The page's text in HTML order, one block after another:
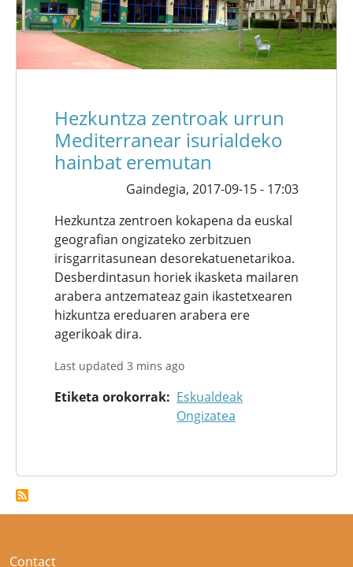
Hezkuntza zentroak urrun
Mediterranear isurialdeko
hainbat eremutan
Gaindegia, 2017-09-15 - 17:03
Hezkuntza zentroen kokapena da euskal
geografian ongizateko zerbitzuen
irisgarritasunean desorekatuenetarikoa.
Desberdintasun horiek ikasketa mailaren
arabera antzemateaz gain ikastetxearen
hizkuntza ereduaren arabera ere
agerikoak dira.
Last updated 3 mins ago
Etiketa orokorrak
Eskualdeak
Ongizatea
Contact